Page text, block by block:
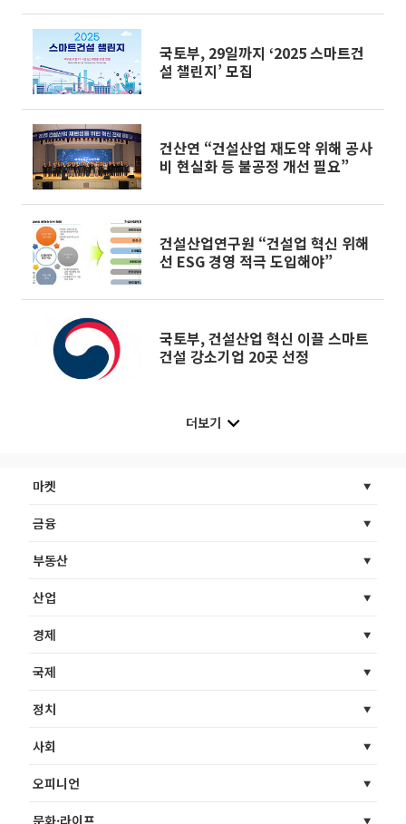
국토부, 29일까지 ‘2025 스마트건
설 챌린지’ 모집
건산연 “건설산업 재도약 위해 공사
비 현실화 등 불공정 개선 필요”
건설산업연구원 “건설업 혁신 위해
선 ESG 경영 적극 도입해야”
국토부, 건설산업 혁신 이끌 스마트
건설 강소기업 20곳 선정
더보기
마켓
금융
부동산
산업
경제
국제
정치
사회
오피니언
문화·라이프